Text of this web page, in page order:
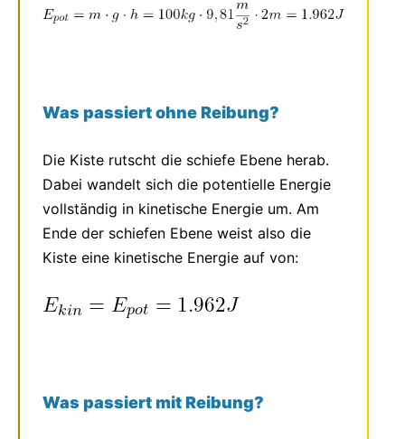
Was passiert ohne Reibung?
Die Kiste rutscht die schiefe Ebene herab.
Dabei wandelt sich die potentielle Energie
vollständig in kinetische Energie um. Am
Ende der schiefen Ebene weist also die
Kiste eine kinetische Energie auf von:
Was passiert mit Reibung?